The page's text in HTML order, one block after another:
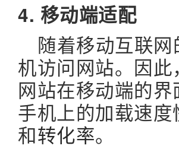
4. 移动端适配
随着移动互联
机访问网站。因
网站在移动端的
手机上的加载速
和转化率。